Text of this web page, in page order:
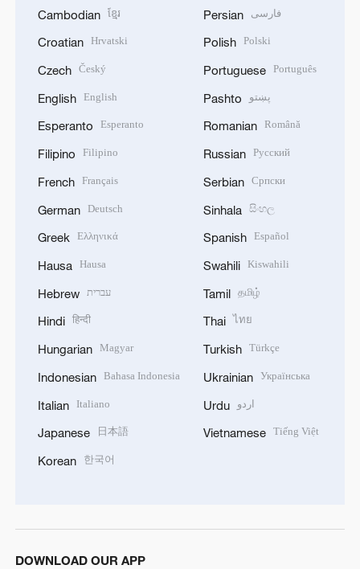
Cambodian ខ្មែរ
Croatian Hrvatski
Czech Český
English English
Esperanto Esperanto
Filipino Filipino
French Français
German Deutsch
Greek Ελληνικά
Hausa Hausa
Hebrew עברית
Hindi हिन्दी
Hungarian Magyar
Indonesian Bahasa Indonesia
Italian Italiano
Japanese 日本語
Korean 한국어
Persian فارسی
Polish Polski
Portuguese Português
Pashto پښتو
Romanian Română
Russian Русский
Serbian Српски
Sinhala සිංහල
Spanish Español
Swahili Kiswahili
Tamil தமிழ்
Thai ไทย
Turkish Türkçe
Ukrainian Українська
Urdu اردو
Vietnamese Tiếng Việt
DOWNLOAD OUR APP